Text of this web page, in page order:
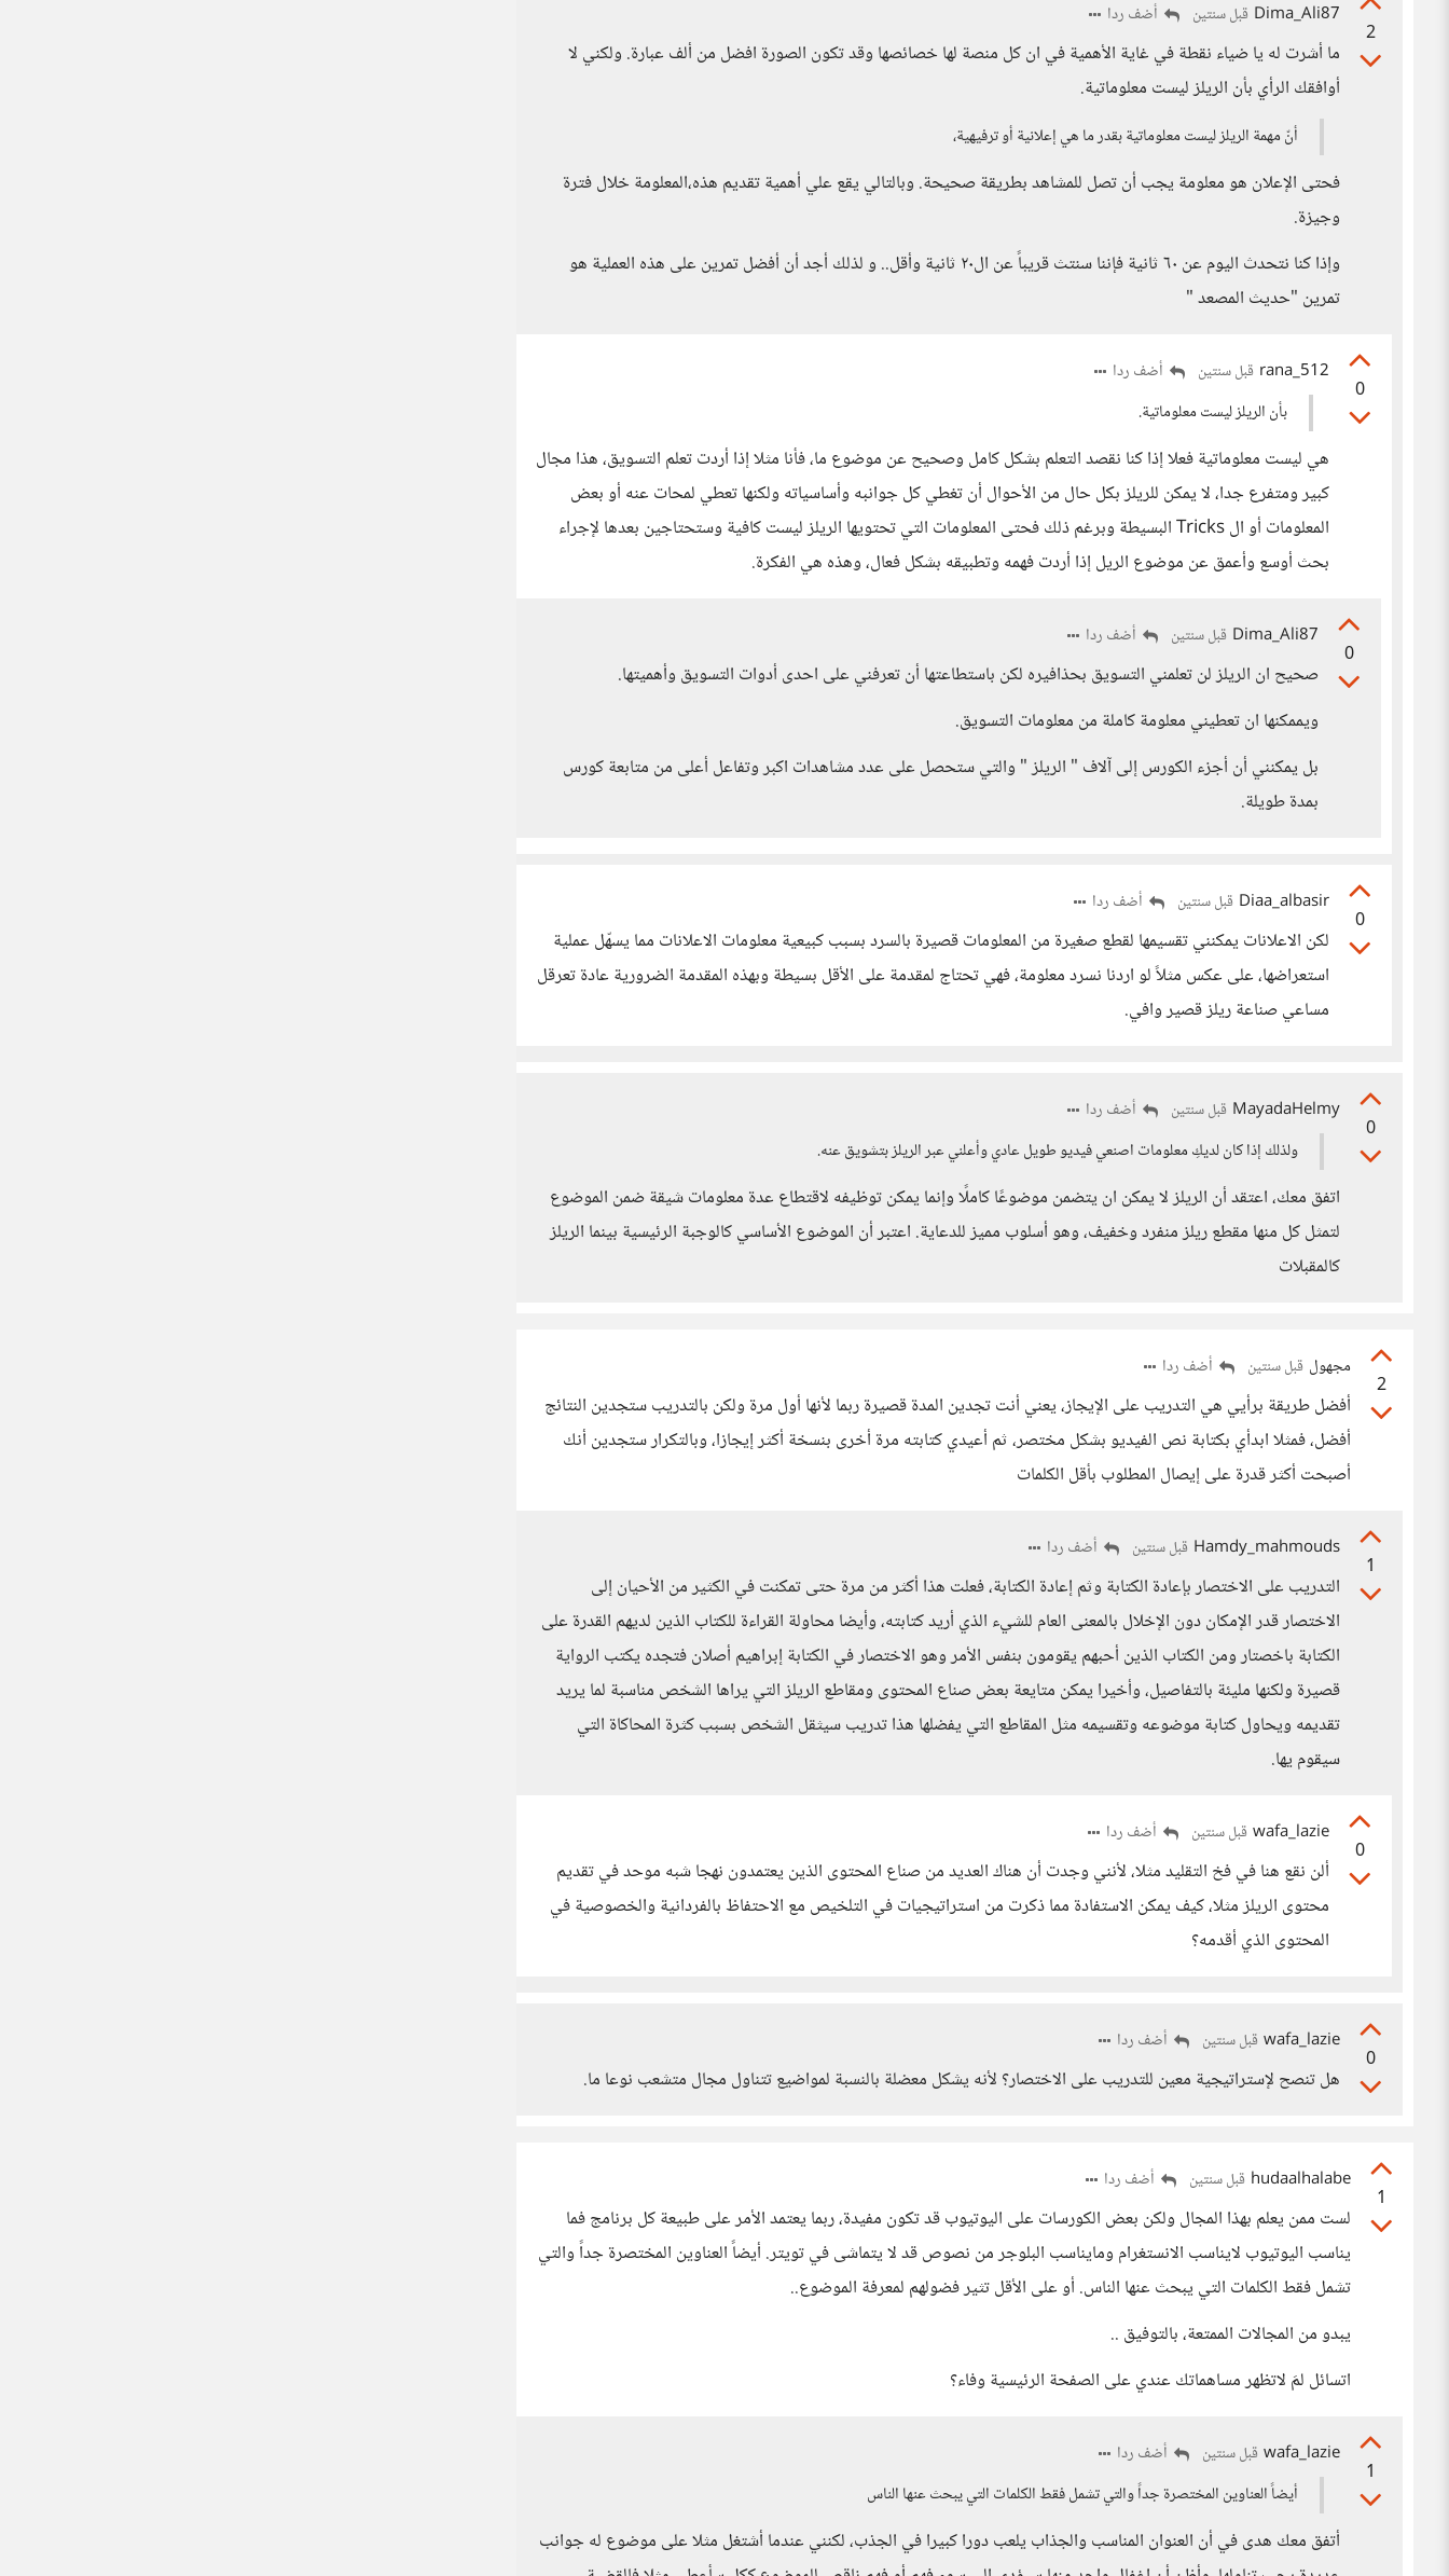
2
Dima_Ali87 قبل سنتين أضف ردا
ما أشرت له يا ضياء نقطة في غاية الأهمية في ان كل منصة لها خصائصها وقد تكون الصورة افضل من ألف عبارة. ولكني لا
أوافقك الرأي بأن الريلز ليست معلوماتية.
أنّ مهمة الريلز ليست معلوماتية بقدر ما هي إعلانية أو ترفيهية،
فحتى الإعلان هو معلومة يجب أن تصل للمشاهد بطريقة صحيحة. وبالتالي يقع علي أهمية تقديم هذه،المعلومة خلال فترة
وجيزة.
وإذا كنا نتحدث اليوم عن ٦٠ ثانية فإننا سنتث قريباً عن ال٢٠ ثانية وأقل.. و لذلك أجد أن أفضل تمرين على هذه العملية هو
تمرين "حديث المصعد "
0
rana_512 قبل سنتين
أضف ردا
بأن الريلز ليست معلوماتية.
هي ليست معلوماتية فعلا إذا كنا نقصد التعلم بشكل كامل وصحيح عن موضوع ما، فأنا مثلا إذا أردت تعلم التسويق، هذا مجال
كبير ومتفرع جدا، لا يمكن للريلز بكل حال من الأحوال أن تغطي كل جوانبه وأساسياته ولكنها تعطي لمحات عنه أو بعض
المعلومات أو ال Tricks البسيطة وبرغم ذلك فحتى المعلومات التي تحتويها الريلز ليست كافية وستحتاجين بعدها لإجراء
بحث أوسع وأعمق عن موضوع الريل إذا أردت فهمه وتطبيقه بشكل فعال، وهذه هي الفكرة.
0
Dima_Ali87 قبل سنتين أضف ردا
صحيح ان الريلز لن تعلمني التسويق بحذافيره لكن باستطاعتها أن تعرفني على احدى أدوات التسويق وأهميتها.
ويممكنها ان تعطيني معلومة كاملة من معلومات التسويق.
بل يمكنني أن أجزء الكورس إلى آلاف " الريلز " والتي ستحصل على عدد مشاهدات اكبر وتفاعل أعلى من متابعة كورس
بمدة طويلة.
0
Diaa_albasir قبل سنتين أضف ردا
لكن الاعلانات يمكنني تقسيمها لقطع صغيرة من المعلومات قصيرة بالسرد بسبب كبيعية معلومات الاعلانات مما يسهّل عملية
استعراضها، على عكس مثلاً لو اردنا نسرد معلومة، فهي تحتاج لمقدمة على الأقل بسيطة وبهذه المقدمة الضرورية عادة تعرقل
مساعي صناعة ريلز قصير وافي.
0
MayadaHelmy قبل سنتين
أضف ردا
ولذلك إذا كان لديكِ معلومات اصنعي فيديو طويل عادي وأعلني عبر الريلز بتشويق عنه.
اتفق معك، اعتقد أن الريلز لا يمكن ان يتضمن موضوعًا كاملًا وإنما يمكن توظيفه لاقتطاع عدة معلومات شيقة ضمن الموضوع
لتمثل كل منها مقطع ريلز منفرد وخفيف، وهو أسلوب مميز للدعاية. اعتبر أن الموضوع الأساسي كالوجبة الرئيسية بينما الريلز
كالمقبلات
2
مجهول قبل سنتين أضف ردا
أفضل طريقة برأيي هي التدريب على الإيجاز، يعني أنت تجدين المدة قصيرة ربما لأنها أول مرة ولكن بالتدريب ستجدين النتائج
أفضل، فمثلا ابدأي بكتابة نص الفيديو بشكل مختصر، ثم أعيدي كتابته مرة أخرى بنسخة أكثر إيجازا، وبالتكرار ستجدين أنك
أصبحت أكثر قدرة على إيصال المطلوب بأقل الكلمات
1
Hamdy_mahmouds قبل سنتين أضف ردا
التدريب على الاختصار بإعادة الكتابة وثم إعادة الكتابة، فعلت هذا أكثر من مرة حتى تمكنت في الكثير من الأحيان إلى
الاختصار قدر الإمكان دون الإخلال بالمعنى العام للشيء الذي أريد كتابته، وأيضا محاولة القراءة للكتاب الذين لديهم القدرة على
الكتابة باخصتار ومن الكتاب الذين أحبهم يقومون بنفس الأمر وهو الاختصار في الكتابة إبراهيم أصلان فتجده يكتب الرواية
قصيرة ولكنها مليئة بالتفاصيل، وأخيرا يمكن متايعة بعض صناع المحتوى ومقاطع الريلز التي يراها الشخص مناسبة لما يريد
تقديمه ويحاول كتابة موضوعه وتقسيمه مثل المقاطع التي يفضلها هذا تدريب سيثقل الشخص بسبب كثرة المحاكاة التي
سيقوم يها.
0
wafa_lazie قبل سنتين أضف ردا
ألن نقع هنا في فخ التقليد مثلا، لأنني وجدت أن هناك العديد من صناع المحتوى الذين يعتمدون نهجا شبه موحد في تقديم
محتوى الريلز مثلا، كيف يمكن الاستفادة مما ذكرت من استراتيجيات في التلخيص مع الاحتفاظ بالفردانية والخصوصية في
المحتوى الذي أقدمه؟
0
wafa_lazie قبل سنتين أضف ردا
هل تنصح لإستراتيجية معين للتدريب على الاختصار؟ لأنه يشكل معضلة بالنسبة لمواضيع تتناول مجال متشعب نوعا ما.
1
hudaalhalabe قبل سنتين أضف ردا
لست ممن يعلم بهذا المجال ولكن بعض الكورسات على اليوتيوب قد تكون مفيدة، ربما يعتمد الأمر على طبيعة كل برنامج فما
يناسب اليوتيوب لايناسب الانستغرام ومايناسب البلوجر من نصوص قد لا يتماشى في تويتر. أيضاً العناوين المختصرة جداً والتي
تشمل فقط الكلمات التي يبحث عنها الناس. أو على الأقل تثير فضولهم لمعرفة الموضوع..
يبدو من المجالات الممتعة، بالتوفيق ..
اتسائل لمَ لاتظهر مساهماتك عندي على الصفحة الرئيسية وفاء؟
1
wafa_lazie قبل سنتين
أضف ردا
أيضاً العناوين المختصرة جداً والتي تشمل فقط الكلمات التي يبحث عنها الناس
أتفق معك هدى في أن العنوان المناسب والجذاب يلعب دورا كبيرا في الجذب، لكنني عندما أشتغل مثلا على موضوع له جوانب